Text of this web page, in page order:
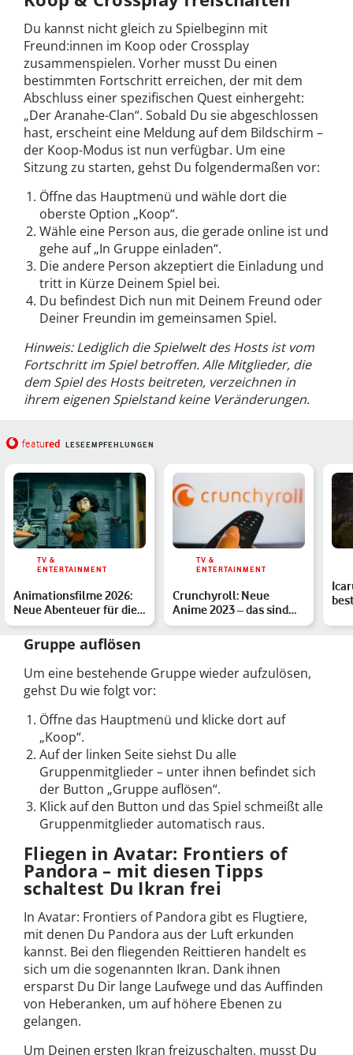
Du kannst nicht gleich zu Spielbeginn mit
Freund:innen im Koop oder Crossplay
zusammenspielen. Vorher musst Du einen
bestimmten Fortschritt erreichen, der mit dem
Abschluss einer spezifischen Quest einhergeht:
„Der Aranahe-Clan“. Sobald Du sie abgeschlossen
hast, erscheint eine Meldung auf dem Bildschirm –
der Koop-Modus ist nun verfügbar. Um eine
Sitzung zu starten, gehst Du folgendermaßen vor:
Öffne das Hauptmenü und wähle dort die
oberste Option „Koop“.
Wähle eine Person aus, die gerade online ist und
gehe auf „In Gruppe einladen“.
Die andere Person akzeptiert die Einladung und
tritt in Kürze Deinem Spiel bei.
Du befindest Dich nun mit Deinem Freund oder
Deiner Freundin im gemeinsamen Spiel.
Hinweis: Lediglich die Spielwelt des Hosts ist vom
Fortschritt im Spiel betroffen. Alle Mitglieder, die
dem Spiel des Hosts beitreten, verzeichnen in
ihrem eigenen Spielstand keine Veränderungen.
featured LESEEMPFEHLUNGEN
TV &
ENTERTAINMENT
Animationsfilme 2026:
Neue Abenteuer für die
Kinoleinwand
TV &
ENTERTAINMENT
Crunchyroll: Neue
Anime 2023 – das sind
die Highlights
A…
Gruppe auflösen
Um eine bestehende Gruppe wieder aufzulösen,
gehst Du wie folgt vor:
Öffne das Hauptmenü und klicke dort auf
„Koop“.
Auf der linken Seite siehst Du alle
Gruppenmitglieder – unter ihnen befindet sich
der Button „Gruppe auflösen“.
Klick auf den Button und das Spiel schmeißt alle
Gruppenmitglieder automatisch raus.
Fliegen in Avatar: Frontiers of
Pandora – mit diesen Tipps
schaltest Du Ikran frei
In Avatar: Frontiers of Pandora gibt es Flugtiere,
mit denen Du Pandora aus der Luft erkunden
kannst. Bei den fliegenden Reittieren handelt es
sich um die sogenannten Ikran. Dank ihnen
ersparst Du Dir lange Laufwege und das Auffinden
von Heberanken, um auf höhere Ebenen zu
gelangen.
Um Deinen ersten Ikran freizuschalten, musst Du